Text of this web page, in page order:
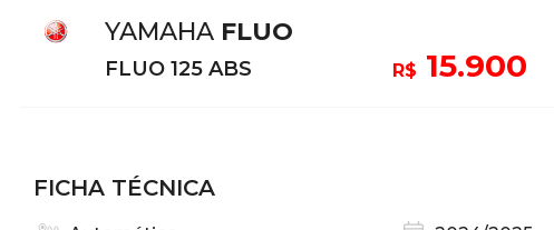
YAMAHA FLUO
FLUO 125 ABS R$ 15.900
FICHA TÉCNICA